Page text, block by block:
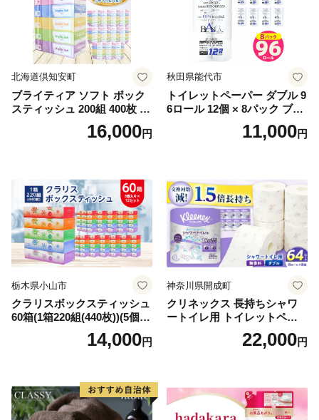
北海道倶知安町
ブライティア ソフト ボック
スティッシュ 200組 400枚 60
箱 日本製 まとめ買い ティッ
シュ リサイクル 長持 防災 常
倶知安町 日用品
16,000円
秋田県能代市
トイレットペーパー ダブル 9
6ロール 12個 × 8パック ブラ
ンカ 再生紙 100％ 芯あり 日
用品 消耗品 無香料 生活用品
11,000円
栃木県小山市
クラリスボックスティッシュ
60箱(1箱220組(440枚))(5個入
り×12セット)【1256759】
14,000円
神奈川県開成町
クリネックス 長持ちシャワ
ートイレ用 トイレットペー
パー（ダブル）64ロール(8ロ
ール×8パック) 開成町 トイレ
蓄 防災 エコ 消耗品 生活雑貨
生活用品 無香料 トイレット
ペーパー ダブル といれっと
22,000円